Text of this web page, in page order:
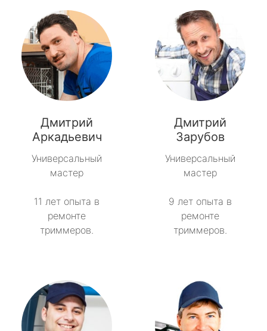
Дмитрий
Аркадьевич
Универсальный
мастер
11 лет опыта в
ремонте
триммеров.
Дмитрий
Зарубов
Универсальный
мастер
9 лет опыта в
ремонте
триммеров.